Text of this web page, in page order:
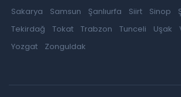
Sakarya
Samsun Şanlıurfa Siirt Sinop
Tekirdağ
Tokat Trabzon Tunceli Uşak
Yozgat
Zonguldak